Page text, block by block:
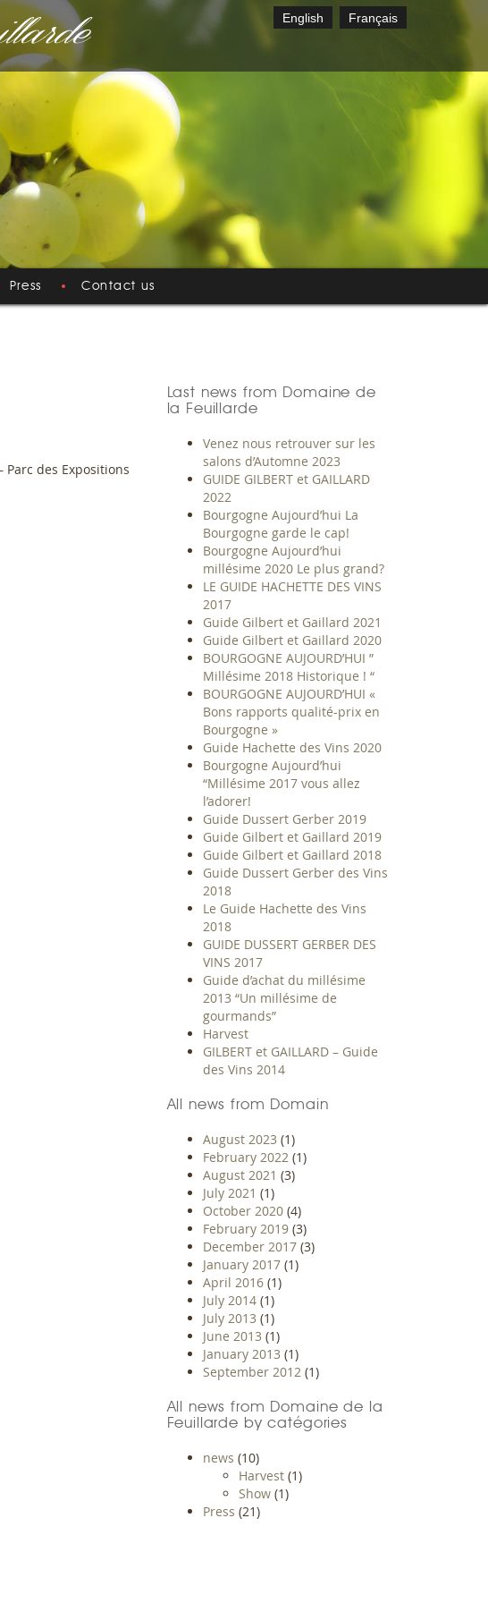
English Français
Press Contact us
Parc des Expositions
Last news from Domaine de
la Feuillarde
Venez nous retrouver sur les
salons d’Automne 2023
GUIDE GILBERT et GAILLARD
2022
Bourgogne Aujourd’hui La
Bourgogne garde le cap!
Bourgogne Aujourd’hui
millésime 2020 Le plus grand?
LE GUIDE HACHETTE DES VINS
2017
Guide Gilbert et Gaillard 2021
Guide Gilbert et Gaillard 2020
BOURGOGNE AUJOURD’HUI ”
Millésime 2018 Historique ! “
BOURGOGNE AUJOURD’HUI «
Bons rapports qualité-prix en
Bourgogne »
Guide Hachette des Vins 2020
Bourgogne Aujourd’hui
“Millésime 2017 vous allez
l’adorer!
Guide Dussert Gerber 2019
Guide Gilbert et Gaillard 2019
Guide Gilbert et Gaillard 2018
Guide Dussert Gerber des Vins
2018
Le Guide Hachette des Vins
2018
GUIDE DUSSERT GERBER DES
VINS 2017
Guide d’achat du millésime
2013 “Un millésime de
gourmands”
Harvest
GILBERT et GAILLARD – Guide
des Vins 2014
All news from Domain
August 2023 (1)
February 2022(1)
August 2021 (3)
July 2021 (1)
October 2020(4)
February 2019(3)
December 2017(3)
January 2017(1)
April 2016(1)
July 2014(1)
July 2013 (1)
June 2013 (1)
January 2013 (1)
September 2012(1)
All news from Domaine de la
Feuillarde by catégories
news (10)
Harvest(1)
Show(1)
Press (21)